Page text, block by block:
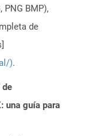
PNG BMP),
de
).
de
una guía para